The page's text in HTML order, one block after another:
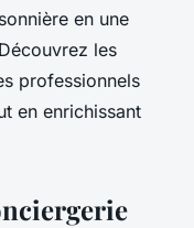
en une
les
professionnels
en enrichissant